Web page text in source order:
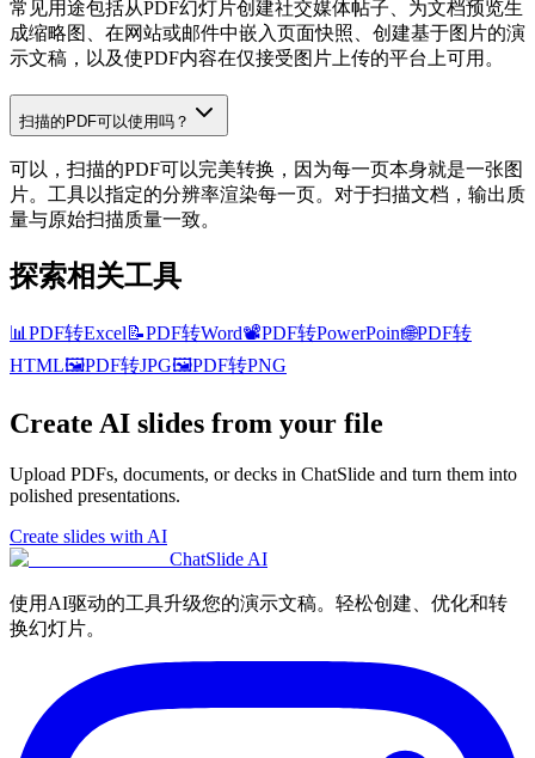
常见用途包括从PDF幻灯片创建社交媒体帖子、为文档预览生
成缩略图、在网站或邮件中嵌入页面快照、创建基于图片的演
示文稿，以及使PDF内容在仅接受图片上传的平台上可用。
扫描的PDF可以使用吗？
可以，扫描的PDF可以完美转换，因为每一页本身就是一张图
片。工具以指定的分辨率渲染每一页。对于扫描文档，输出质
量与原始扫描质量一致。
探索相关工具
📊 PDF转Excel 📝PDF转Word📽️PDF转PowerPoint🌐PDF转
HTML🖼️PDF转JPG🖼️PDF转PNG
Create AI slides from your file
Upload PDFs, documents, or decks in ChatSlide and turn them into
polished presentations.
Create slides with AI
ChatSlide AI
使用AI驱动的工具升级您的演示文稿。轻松创建、优化和转
换幻灯片。